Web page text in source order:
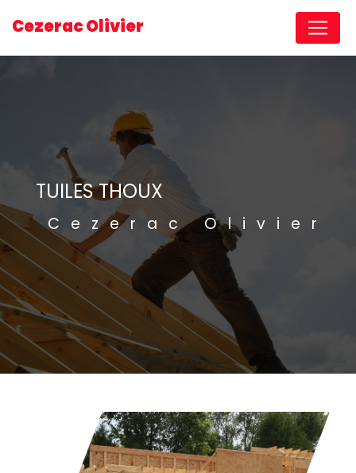
Cezerac Olivier
TUILES THOUX
Cezerac Olivier